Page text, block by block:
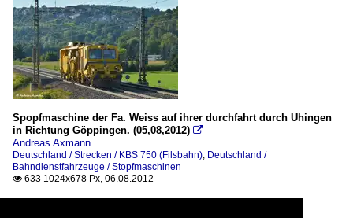
Spopfmaschine der Fa. Weiss auf ihrer durchfahrt durch Uhingen
in Richtung Göppingen. (05,08,2012) 
Andreas Axmann
Deutschland / Strecken / KBS 750 (Filsbahn), Deutschland /
Bahndienstfahrzeuge / Stopfmaschinen
 633 1024x678 Px, 06.08.2012